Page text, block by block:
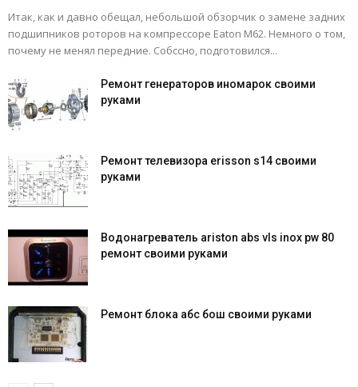
Итак, как и давно обещал, небольшой обзорчик о замене задних
подшипников роторов на компрессоре Eaton M62. Немного о том,
почему не менял передние. Собссно, подготовился...
Ремонт генераторов иномарок своими
руками
Ремонт телевизора erisson s14 своими
руками
Водонагреватель ariston abs vls inox pw 80
ремонт своими руками
Ремонт блока абс бош своими руками